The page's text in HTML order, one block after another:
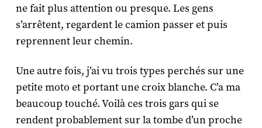
ne fait plus attention ou presque. Les gens
s’arrêtent, regardent le camion passer et puis
reprennent leur chemin.
Une autre fois, j’ai vu trois types perchés sur une
petite moto et portant une croix blanche. C’a ma
beaucoup touché. Voilà ces trois gars qui se
rendent probablement sur la tombe d’un proche